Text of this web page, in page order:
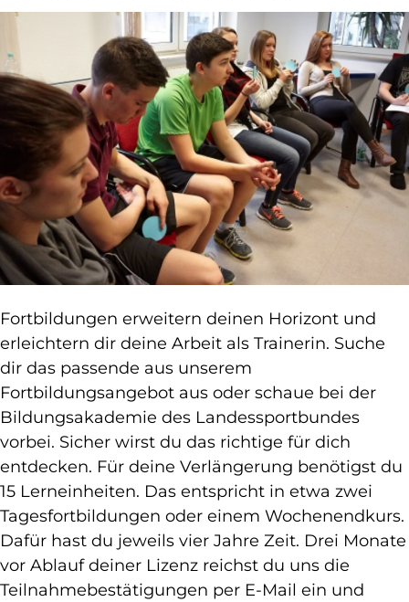
Fortbildungen erweitern deinen Horizont und
erleichtern dir deine Arbeit als Trainerin. Suche
dir das passende aus unserem
Fortbildungsangebot aus oder schaue bei der
Bildungsakademie des Landessportbundes
vorbei. Sicher wirst du das richtige für dich
entdecken. Für deine Verlängerung benötigst du
15 Lerneinheiten. Das entspricht in etwa zwei
Tagesfortbildungen oder einem Wochenendkurs.
Dafür hast du jeweils vier Jahre Zeit. Drei Monate
vor Ablauf deiner Lizenz reichst du uns die
Teilnahmebestätigungen per E-Mail ein und